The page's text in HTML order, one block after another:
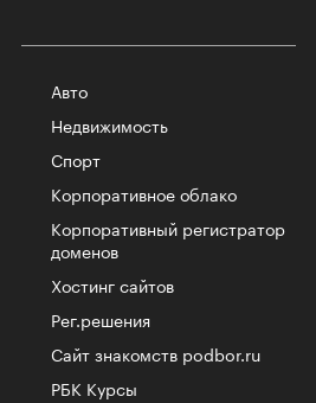
Авто
Недвижимость
Спорт
Корпоративное облако
Корпоративный регистратор
доменов
Хостинг сайтов
Рег.решения
Сайт знакомств podbor.ru
РБК Курсы